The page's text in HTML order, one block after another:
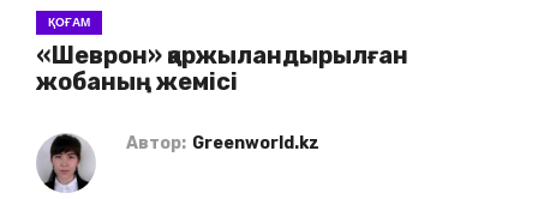
ҚОҒАМ
«Шеврон» қаржыландырылған
жобаның жемісі
Автор: Greenworld.kz